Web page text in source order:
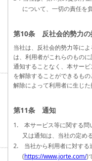
について、一切の責任を
第10条 反社会的勢力の
当社は、反社会的勢力等に
は、利用者がこれらのもの
通知することなく、本サー
を解除することができるも
解除によって利用者に生じた
第11条 通知
1. 本サービス等に関する問
又は通知は、当社の定め
2. 当社から利用者に対する
(https://www.jorte.com/)